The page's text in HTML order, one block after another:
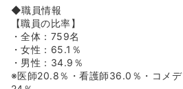
≪学べる、スキルアップできる環
◆認定看護師取得に関して、資格取
す！
現在8名の認定看護師が在籍してお
取得して、現在も活躍されておりま
◆eｰラーニング研修、院外研修受講
◆職員情報
【職員の比率】
・全体：759名
・女性：65.1％
・男性：34.9％
※医師20.8％・看護師36.0％・コメ